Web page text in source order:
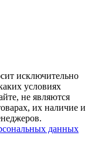
исключительно
условиях
не являются
их наличие и
данных